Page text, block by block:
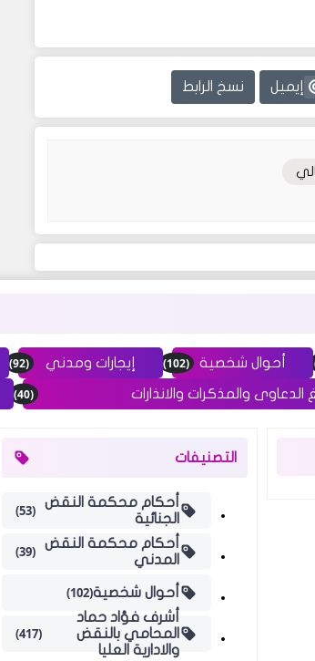
إيميل نسخ الرابط
أحوال شخصية (102) إيجارات ومدني (92)
الدعاوى والمذكرات والانذارات (40)
التصنيفات
أحكام محكمة النقض
الجنائية
(53)
أحكام محكمة النقض
المدني
(39)
أحوال شخصية(102)
أشرف فؤاد حماد
المحامي بالنقض
والادارية العليا
(417)